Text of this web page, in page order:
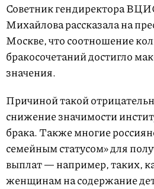
Советник гендиректора
Михайлова рассказала на
Москве, что соотношение
бракосочетаний достигло
значения.
Причиной такой
снижение значимости
брака. Также многие
семейным статусом» для
выплат — например, таких,
женщинам на содержание